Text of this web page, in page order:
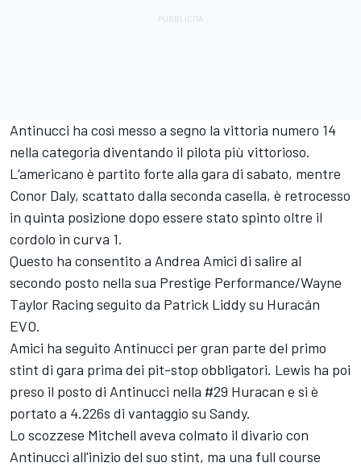
Antinucci ha così messo a segno la vittoria numero 14
nella categoria diventando il pilota più vittorioso.
L’americano è partito forte alla gara di sabato, mentre
Conor Daly, scattato dalla seconda casella, è retrocesso
in quinta posizione dopo essere stato spinto oltre il
cordolo in curva 1.
Questo ha consentito a Andrea Amici di salire al
secondo posto nella sua Prestige Performance/Wayne
Taylor Racing seguito da Patrick Liddy su Huracán
EVO.
Amici ha seguito Antinucci per gran parte del primo
stint di gara prima dei pit-stop obbligatori. Lewis ha poi
preso il posto di Antinucci nella #29 Huracan e si è
portato a 4.226s di vantaggio su Sandy.
Lo scozzese Mitchell aveva colmato il divario con
Antinucci all'inizio del suo stint, ma una full course